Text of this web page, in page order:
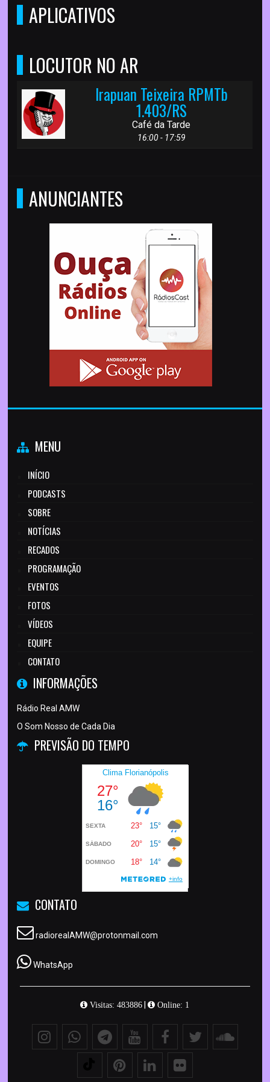
APLICATIVOS
LOCUTOR NO AR
Irapuan Teixeira RPMTb
1.403/RS
Café da Tarde
16:00 - 17:59
ANUNCIANTES
MENU
INÍCIO
PODCASTS
SOBRE
NOTÍCIAS
RECADOS
PROGRAMAÇÃO
EVENTOS
FOTOS
VÍDEOS
EQUIPE
CONTATO
INFORMAÇÕES
Rádio Real AMW
O Som Nosso de Cada Dia
PREVISÃO DO TEMPO
CONTATO
radiorealAMW@protonmail.com
WhatsApp
Visitas: 483886 | Online: 1